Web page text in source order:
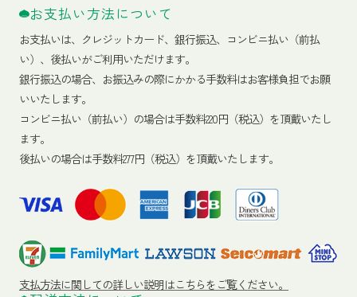
お支払い方法について
お支払いは、クレジットカード、銀行振込、コンビニ払い（前払
い）、後払いがご利用いただけます。
銀行振込の場合、お振込みの際にかかる手数料はお客様負担でお願
いいたします。
コンビニ払い（前払い）の場合は手数料220円（税込）を頂戴いたし
ます。
後払いの場合は手数料277円（税込）を頂戴いたします。
支払方法に関しての詳しい説明はこちらをご覧ください。